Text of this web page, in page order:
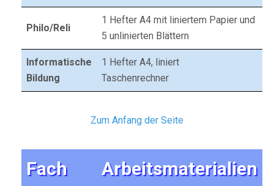
Philo/Reli
1 Hefter A4 mit liniertem Papier und
5 unlinierten Blättern
Informatische
Bildung
1 Hefter A4, liniert
Taschenrechner
Zum Anfang der Seite
Fach
Arbeitsmaterialien